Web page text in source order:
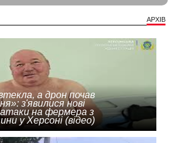
АРХІВ
а дрон почав
з'явилися нові
атаки на фермера з
у Херсоні (відео)